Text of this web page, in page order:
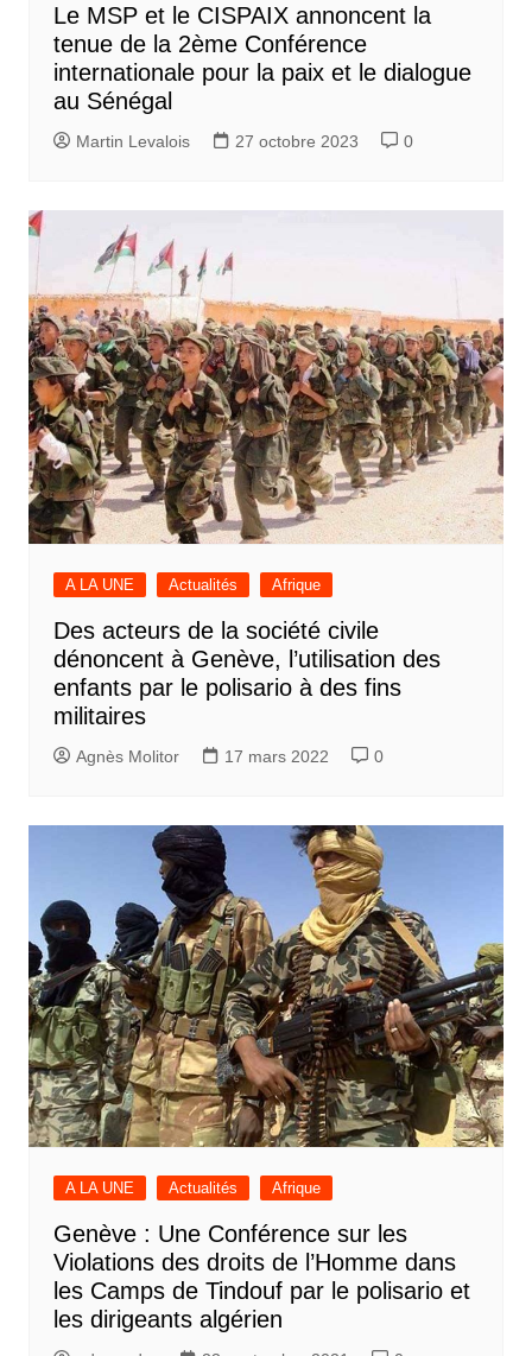
Le MSP et le CISPAIX annoncent la
tenue de la 2ème Conférence
internationale pour la paix et le dialogue
au Sénégal
Martin Levalois 27 octobre 2023 0
A LA UNE Actualités Afrique
Des acteurs de la société civile
dénoncent à Genève, l’utilisation des
enfants par le polisario à des fins
militaires
Agnès Molitor 17 mars 2022 0
A LA UNE Actualités Afrique
Genève : Une Conférence sur les
Violations des droits de l’Homme dans
les Camps de Tindouf par le polisario et
les dirigeants algérien